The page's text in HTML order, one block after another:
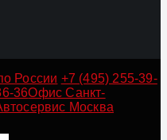
России +7 (495) 255-39-
36Офис Санкт-
Москва